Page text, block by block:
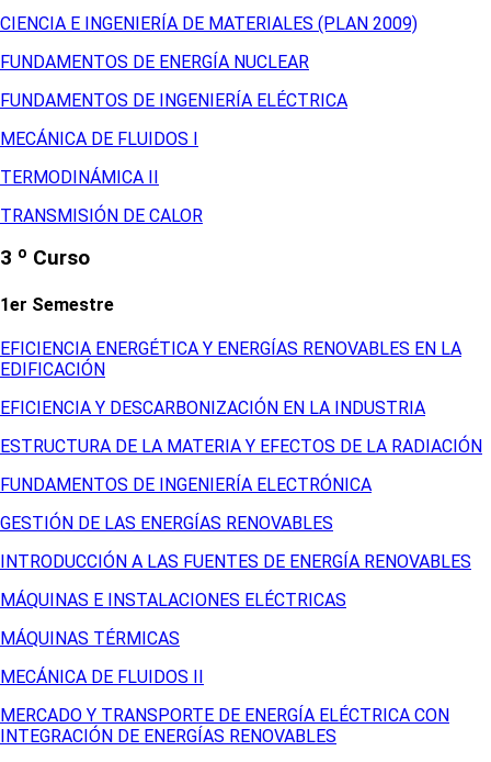
CIENCIA E INGENIERÍA DE MATERIALES (PLAN 2009)
FUNDAMENTOS DE ENERGÍA NUCLEAR
FUNDAMENTOS DE INGENIERÍA ELÉCTRICA
MECÁNICA DE FLUIDOS I
TERMODINÁMICA II
TRANSMISIÓN DE CALOR
3 º Curso
1er Semestre
EFICIENCIA ENERGÉTICA Y ENERGÍAS RENOVABLES EN LA
EDIFICACIÓN
EFICIENCIA Y DESCARBONIZACIÓN EN LA INDUSTRIA
ESTRUCTURA DE LA MATERIA Y EFECTOS DE LA RADIACIÓN
FUNDAMENTOS DE INGENIERÍA ELECTRÓNICA
GESTIÓN DE LAS ENERGÍAS RENOVABLES
INTRODUCCIÓN A LAS FUENTES DE ENERGÍA RENOVABLES
MÁQUINAS E INSTALACIONES ELÉCTRICAS
MÁQUINAS TÉRMICAS
MECÁNICA DE FLUIDOS II
MERCADO Y TRANSPORTE DE ENERGÍA ELÉCTRICA CON
INTEGRACIÓN DE ENERGÍAS RENOVABLES